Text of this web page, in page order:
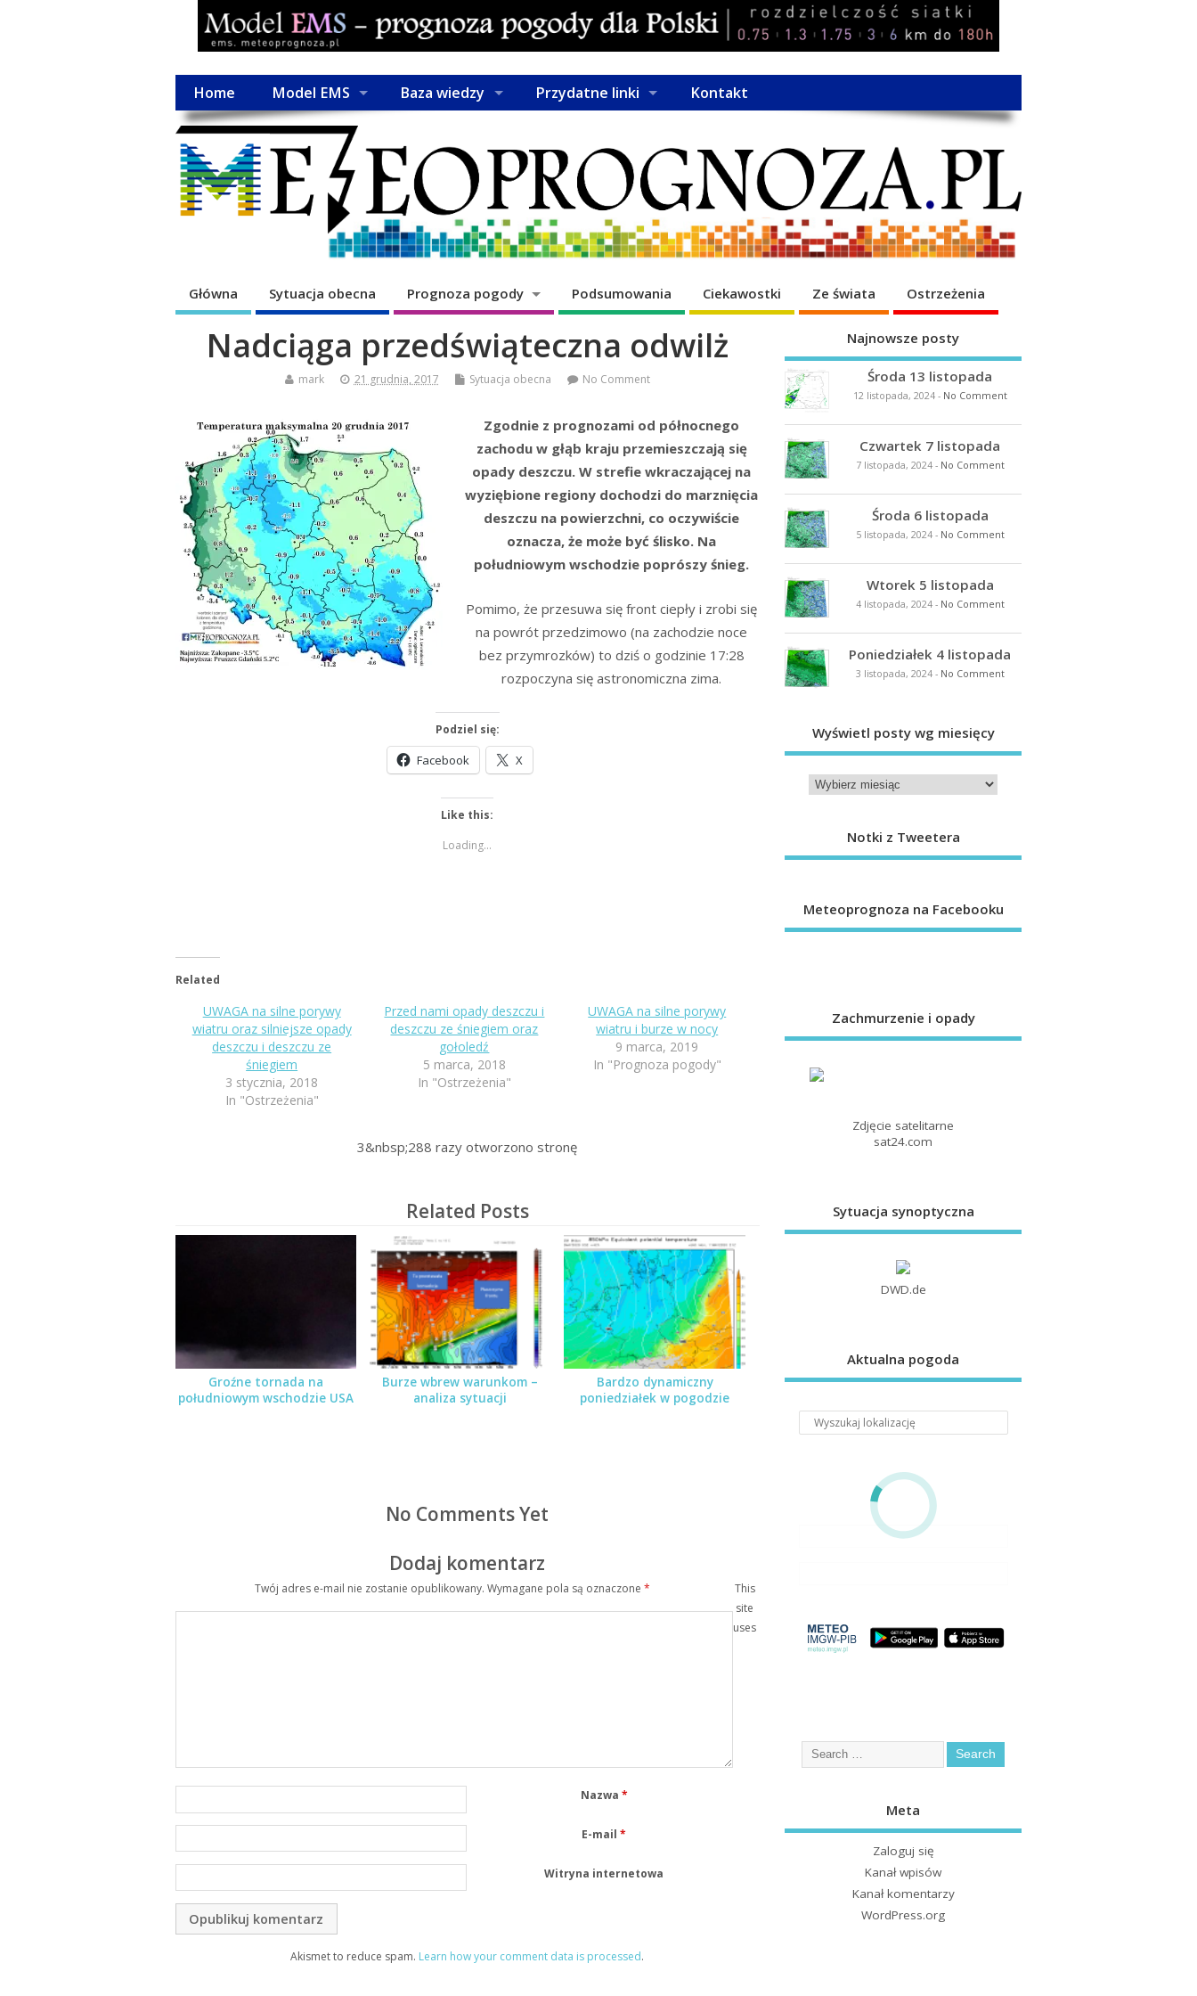
Home Model EMS Baza wiedzy Przydatne linki Kontakt
Główna Sytuacja obecna Prognoza pogody Podsumowania Ciekawostki Ze świata Ostrzeżenia
Nadciąga przedświąteczna odwilż
mark 21 grudnia, 2017 Sytuacja obecna No Comment
Zgodnie z prognozami od północnego
zachodu w głąb kraju przemieszczają się
opady deszczu. W strefie wkraczającej na
wyziębione regiony dochodzi do marznięcia
deszczu na powierzchni, co oczywiście
oznacza, że może być ślisko. Na
południowym wschodzie poprószy śnieg.
Pomimo, że przesuwa się front ciepły i zrobi się
na powrót przedzimowo (na zachodzie noce
bez przymrozków) to dziś o godzinie 17:28
rozpoczyna się astronomiczna zima.
Podziel się:
Facebook X
Like this:
Loading...
Related
UWAGA na silne porywy
wiatru oraz silniejsze opady
deszczu i deszczu ze
śniegiem
3 stycznia, 2018
In "Ostrzeżenia"
Przed nami opady deszczu i
deszczu ze śniegiem oraz
gołoledź
5 marca, 2018
In "Ostrzeżenia"
UWAGA na silne porywy
wiatru i burze w nocy
9 marca, 2019
In "Prognoza pogody"
3&nbsp;288 razy otworzono stronę
Related Posts
Groźne tornada na
południowym wschodzie USA
Burze wbrew warunkom –
analiza sytuacji
Bardzo dynamiczny
poniedziałek w pogodzie
No Comments Yet
Dodaj komentarz
Twój adres e-mail nie zostanie opublikowany. Wymagane pola są oznaczone*
Nazwa *
E-mail*
Witryna internetowa
This
site
uses
Akismet to reduce spam. Learn how your comment data is processed.
Najnowsze posty
Środa 13 listopada
12 listopada, 2024- No Comment
Czwartek 7 listopada
7 listopada, 2024- No Comment
Środa 6 listopada
5 listopada, 2024- No Comment
Wtorek 5 listopada
4 listopada, 2024- No Comment
Poniedziałek 4 listopada
3 listopada, 2024- No Comment
Wyświetl posty wg miesięcy
Notki z Tweetera
Meteoprognoza na Facebooku
Zachmurzenie i opady
Zdjęcie satelitarne
sat24.com
Sytuacja synoptyczna
DWD.de
Aktualna pogoda
Meta
Zaloguj się
Kanał wpisów
Kanał komentarzy
WordPress.org